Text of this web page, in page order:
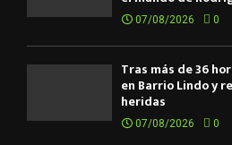
07/08/2026 0
Tras más de 36
en Barrio Lindo y
heridas
07/08/2026 0